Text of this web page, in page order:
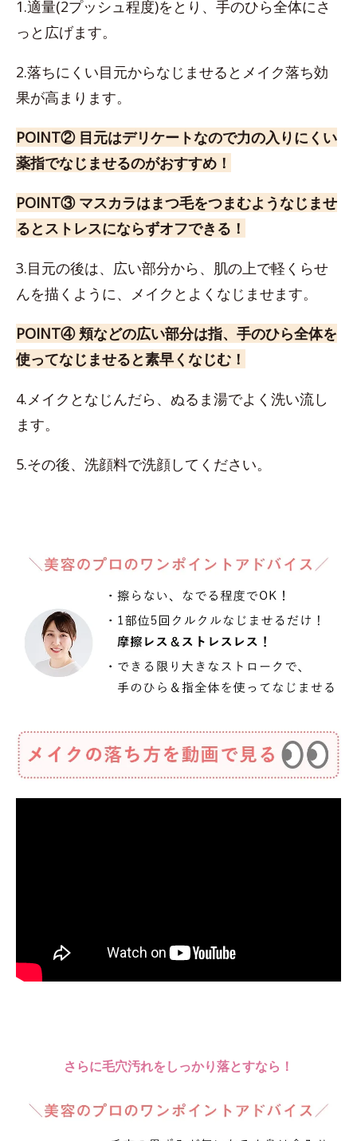
1.適量(2プッシュ程度)をとり、手のひら全体にさ
っと広げます。
2.落ちにくい目元からなじませるとメイク落ち効
果が高まります。
POINT② 目元はデリケートなので力の入りにくい
薬指でなじませるのがおすすめ！
POINT③ マスカラはまつ毛をつまむようなじませ
るとストレスにならずオフできる！
3.目元の後は、広い部分から、肌の上で軽くらせ
んを描くように、メイクとよくなじませます。
POINT④ 頬などの広い部分は指、手のひら全体を
使ってなじませると素早くなじむ！
4.メイクとなじんだら、ぬるま湯でよく洗い流し
ます。
5.その後、洗顔料で洗顔してください。
さらに毛穴汚れをしっかり落とすなら！